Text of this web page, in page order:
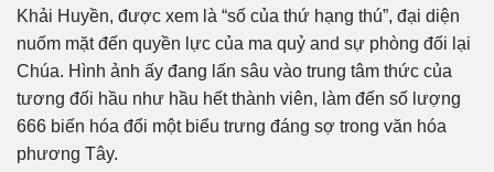
Khải Huyền, được xem là “số của thứ hạng thú”, đại diện
nuốm mặt đến quyền lực của ma quỷ and sự phòng đối lại
Chúa. Hình ảnh ấy đang lấn sâu vào trung tâm thức của
tương đối hầu như hầu hết thành viên, làm đến số lượng
666 biến hóa đổi một biểu trưng đáng sợ trong văn hóa
phương Tây.